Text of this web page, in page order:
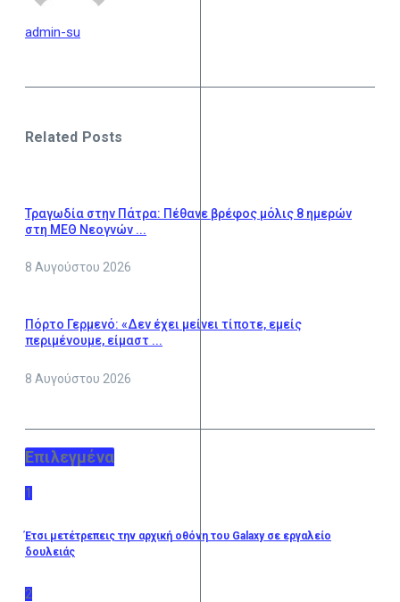
admin-su
Related Posts
Τραγωδία στην Πάτρα: Πέθανε βρέφος μόλις 8 ημερών
στη ΜΕΘ Νεογνών ...
8 Αυγούστου 2026
Πόρτο Γερμενό: «Δεν έχει μείνει τίποτε, εμείς
περιμένουμε, είμαστ ...
8 Αυγούστου 2026
Επιλεγμένα
1
Έτσι μετέτρεπεις την αρχική οθόνη του Galaxy σε εργαλείο
δουλειάς
2